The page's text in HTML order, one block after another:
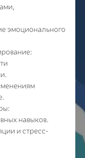
эмоционального
навыков.
и стресс-